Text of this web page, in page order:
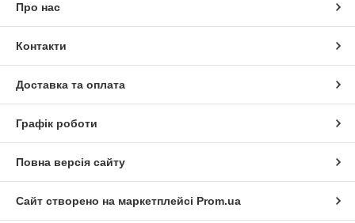
Про нас
Контакти
Доставка та оплата
Графік роботи
Повна версія сайту
Сайт створено на маркетплейсі Prom.ua